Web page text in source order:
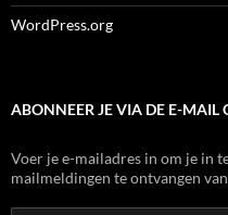
WordPress.org
ABONNEER JE VIA DE E-MAIL
Voer je e-mailadres in om je in
mailmeldingen te ontvangen